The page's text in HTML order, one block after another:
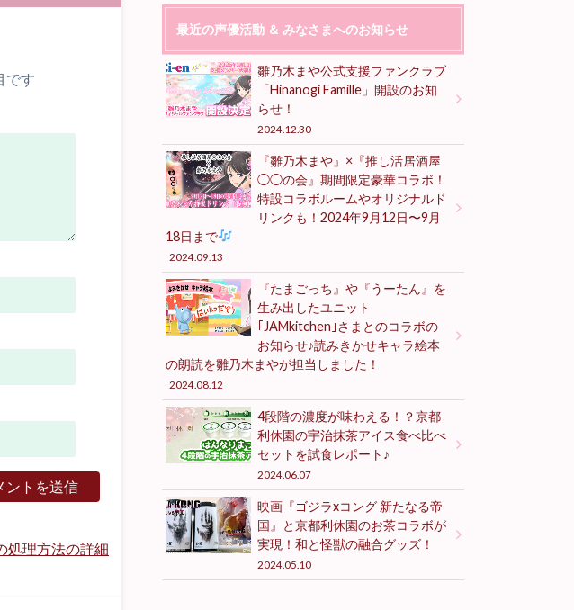
です
処理方法の詳細
最近の声優活動 ＆ みなさまへのお知らせ
雛乃木まや公式支援ファンクラブ
「Hinanogi Famille」開設のお知
らせ！
2024.12.30
『雛乃木まや』×『推し活居酒屋
◯◯の会』期間限定豪華コラボ！
特設コラボルームやオリジナルド
リンクも！2024年9月12日〜9月
18日まで
2024.09.13
『たまごっち』や『うーたん』を
生み出したユニット
｢JAMkitchen｣さまとのコラボの
お知らせ♪読みきかせキャラ絵本
の朗読を雛乃木まやが担当しました！
2024.08.12
4段階の濃度が味わえる！？京都
利休園の宇治抹茶アイス食べ比べ
セットを試食レポート♪
2024.06.07
映画『ゴジラxコング 新たなる帝
国』と京都利休園のお茶コラボが
実現！和と怪獣の融合グッズ！
2024.05.10